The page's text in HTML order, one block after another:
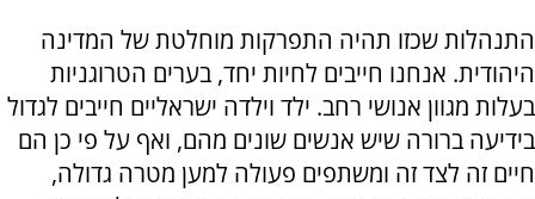
התנהלות שכזו תהיה התפרקות מוחלטת של המדינה
היהודית. אנחנו חייבים לחיות יחד, בערים הטרוגניות
בעלות מגוון אנושי רחב. ילד וילדה ישראליים חייבים לגדול
בידיעה ברורה שיש אנשים שונים מהם, ואף על פי כן הם
חיים זה לצד זה ומשתפים פעולה למען מטרה גדולה,